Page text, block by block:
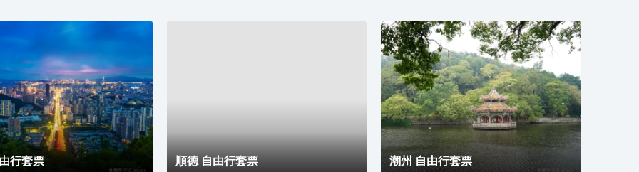
代經典與優雅，滿足休閒賓客對在地文化的探索與體
驗。配備粵式風味的林苑中餐廳、中西結合的漁人碼頭
珍饈美饌。酒店擁有馬丁叔叔的農場，小朋友們可盡情
與小動物們互動亦或參與馬丁叔叔課堂，共度愉快的親
子時光。同時，酒店擁有1,600平方米的宴會及會議場
地以及寬敞的戶外草坪，可滿足不同的會議及宴會需
求，無論商務出行亦或休閒旅遊期待與您共赴南沙，遇
見另一種可能。
室，主要提供早餐、茶點、飲品、簡餐等服務；同時亦
與中國大陸獲得“五金錨”獎的南沙遊艇會提供宴會/婚
宴/會議、中西式餐飲、遊艇觀光/租賃、帆船租賃/體
驗、遊艇帆船駕證考取等不同種服務功能，打造出一種
特色的休閒度假空間。
行套票 順德 自由行套票 潮州 自由行套票